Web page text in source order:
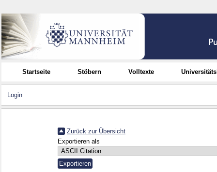
Startseite Stöbern Volltexte
Login
Zurück zur Übersicht
Exportieren als